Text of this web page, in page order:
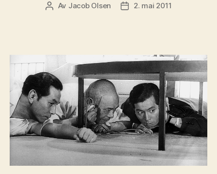
Innleggsforfatter
Av Jacob Olsen Publiseringsdato
2. mai 2011